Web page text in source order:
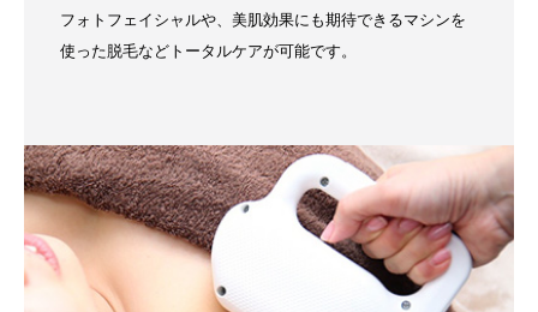
フォトフェイシャルや、美肌効果にも期待できるマシンを
使った脱毛などトータルケアが可能です。